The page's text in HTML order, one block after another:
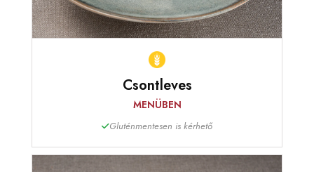
Csontleves
MENÜBEN
Gluténmentesen is kérhető